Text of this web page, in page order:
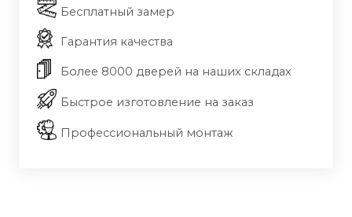
Бесплатный замер
Гарантия качества
Более 8000 дверей на наших складах
Быстрое изготовление на заказ
Профессиональный монтаж